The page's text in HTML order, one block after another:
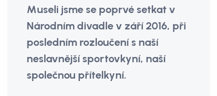
Museli jsme se poprvé setkat v
Národním divadle v září 2016, při
posledním rozloučení s naší
neslavnější sportovkyní, naší
společnou přítelkyní.